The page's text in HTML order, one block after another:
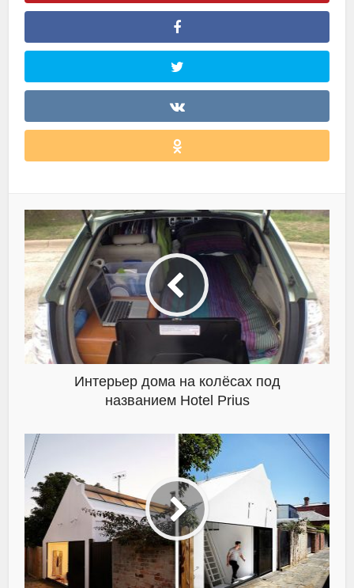
Интерьер дома на колёсах под
названием Hotel Prius